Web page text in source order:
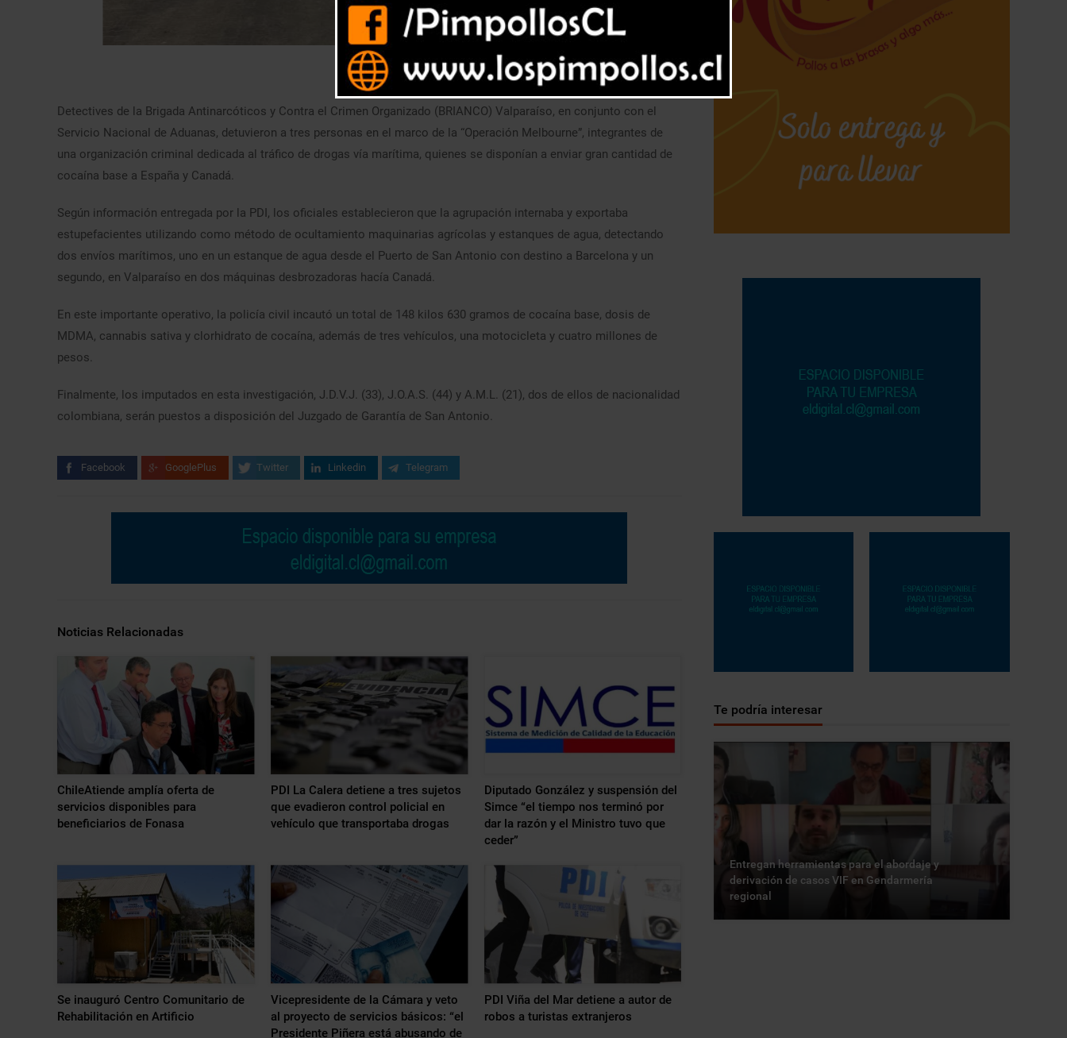
Detectives de la Brigada Antinarcóticos y Contra el Crimen Organizado (BRIANCO) Valparaíso, en conjunto con el
Servicio Nacional de Aduanas, detuvieron a tres personas en el marco de la “Operación Melbourne”, integrantes de
una organización criminal dedicada al tráfico de drogas vía marítima, quienes se disponían a enviar gran cantidad de
cocaína base a España y Canadá.
Según información entregada por la PDI, los oficiales establecieron que la agrupación internaba y exportaba
estupefacientes utilizando como método de ocultamiento maquinarias agrícolas y estanques de agua, detectando
dos envíos marítimos, uno en un estanque de agua desde el Puerto de San Antonio con destino a Barcelona y un
segundo, en Valparaíso en dos máquinas desbrozadoras hacía Canadá.
En este importante operativo, la policía civil incautó un total de 148 kilos 630 gramos de cocaína base, dosis de
MDMA, cannabis sativa y clorhidrato de cocaína, además de tres vehículos, una motocicleta y cuatro millones de
pesos.
Finalmente, los imputados en esta investigación, J.D.V.J. (33), J.O.A.S. (44) y A.M.L. (21), dos de ellos de nacionalidad
colombiana, serán puestos a disposición del Juzgado de Garantía de San Antonio.
Facebook GooglePlus Twitter Linkedin Telegram
Noticias Relacionadas
ChileAtiende amplía oferta de
servicios disponibles para
beneficiarios de Fonasa
PDI La Calera detiene a tres sujetos
que evadieron control policial en
vehículo que transportaba drogas
Diputado González y suspensión del
Simce “el tiempo nos terminó por
dar la razón y el Ministro tuvo que
ceder”
Se inauguró Centro Comunitario de
Rehabilitación en Artificio
Vicepresidente de la Cámara y veto
al proyecto de servicios básicos: “el
Presidente Piñera está abusando de
PDI Viña del Mar detiene a autor de
robos a turistas extranjeros
Te podría interesar
Entregan herramientas para el abordaje y
derivación de casos VIF en Gendarmería
regional